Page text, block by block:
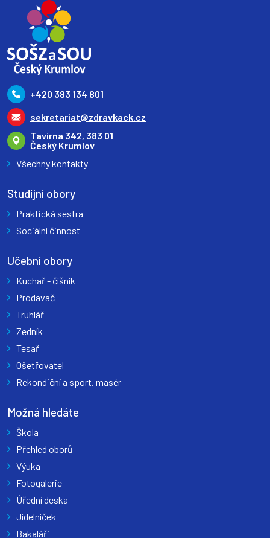
+420 383 134 801
sekretariat@zdravkack.cz
Tavírna 342, 383 01
Český Krumlov
Všechny kontakty
Studijní obory
Praktická sestra
Sociální činnost
Učební obory
Kuchař - číšník
Prodavač
Truhlář
Zedník
Tesař
Ošetřovatel
Rekondiční a sport. masér
Možná hledáte
Škola
Přehled oborů
Výuka
Fotogalerie
Úřední deska
Jídelníček
Bakaláři